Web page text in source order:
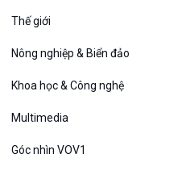
Câu chuyện thời sự
Dòng chảy sự kiện
Diễn đàn chủ nhật
Thế giới
Nông nghiệp & Biển đảo
Khoa học & Công nghệ
Multimedia
Góc nhìn VOV1